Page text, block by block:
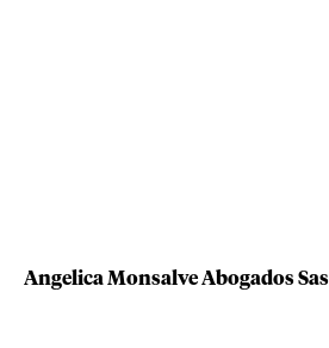
Angelica Monsalve Abogados Sas